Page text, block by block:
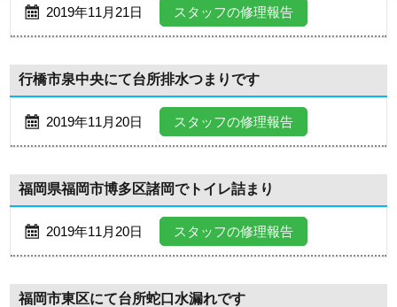
2019年11月21日 スタッフの修理報告
行橋市泉中央にて台所排水つまりです
2019年11月20日 スタッフの修理報告
福岡県福岡市博多区諸岡でトイレ詰まり
2019年11月20日 スタッフの修理報告
福岡市東区にて台所蛇口水漏れです